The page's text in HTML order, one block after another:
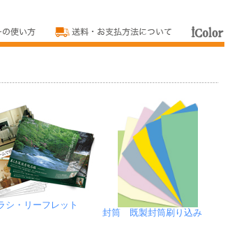
シ・リーフレット
封筒 既製封筒刷り込み